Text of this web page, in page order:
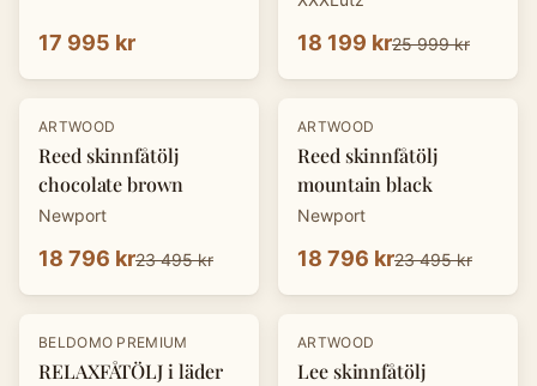
17 995 kr 18 199 kr25 999 kr
-20%
ARTWOOD
Reed skinnfåtölj
chocolate brown
Newport
18 796 kr23 495 kr
-20%
ARTWOOD
Reed skinnfåtölj
mountain black
Newport
18 796 kr23 495 kr
-30 %
BELDOMO PREMIUM
RELAXFÅTÖLJ i läder
-20%
ARTWOOD
Lee skinnfåtölj